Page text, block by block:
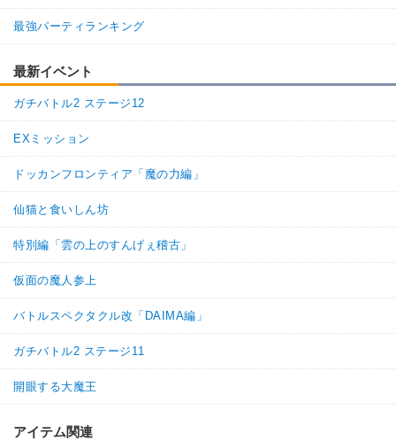
最強パーティランキング
最新イベント
ガチバトル2 ステージ12
EXミッション
ドッカンフロンティア「魔の力編」
仙猫と食いしん坊
特別編「雲の上のすんげぇ稽古」
仮面の魔人参上
バトルスペクタクル改「DAIMA編」
ガチバトル2 ステージ11
開眼する大魔王
アイテム関連